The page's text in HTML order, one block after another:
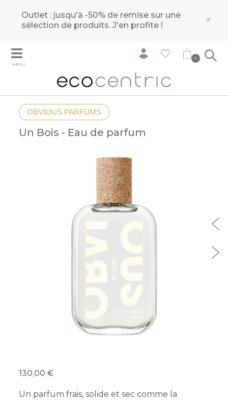
Outlet : jusqu'à -50% de remise sur une
sélection de produits.J'en profite ! ×
MENU
0
OBVIOUS PARFUMS
Un Bois - Eau de parfum
130,00
Un parfum frais, solide et sec comme la